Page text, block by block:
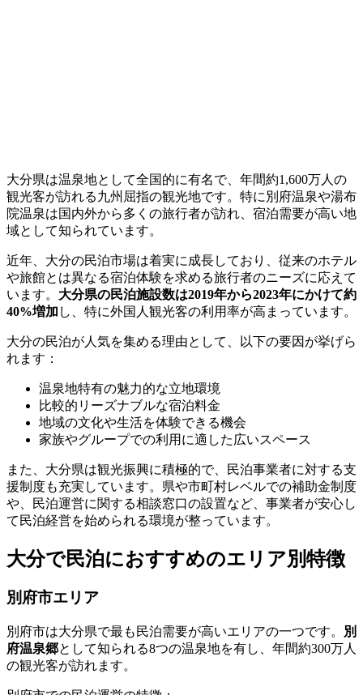
大分県は温泉地として全国的に有名で、年間約1,600万人の
観光客が訪れる九州屈指の観光地です。特に別府温泉や湯布
院温泉は国内外から多くの旅行者が訪れ、宿泊需要が高い地
域として知られています。
近年、大分の民泊市場は着実に成長しており、従来のホテル
や旅館とは異なる宿泊体験を求める旅行者のニーズに応えて
います。 大分県の民泊施設数は2019年から2023年にかけて約
40%増加 し、特に外国人観光客の利用率が高まっています。
大分の民泊が人気を集める理由として、以下の要因が挙げら
れます：
温泉地特有の魅力的な立地環境
比較的リーズナブルな宿泊料金
地域の文化や生活を体験できる機会
家族やグループでの利用に適した広いスペース
また、大分県は観光振興に積極的で、民泊事業者に対する支
援制度も充実しています。県や市町村レベルでの補助金制度
や、民泊運営に関する相談窓口の設置など、事業者が安心し
て民泊経営を始められる環境が整っています。
大分で民泊におすすめのエリア別特徴
別府市エリア
別府市は大分県で最も民泊需要が高いエリアの一つです。
別
府温泉郷として知られる8つの温泉地を有し、年間約300万人
の観光客が訪れます。